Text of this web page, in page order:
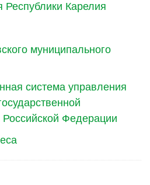
Республики Карелия
муниципального
система управления
Федерации